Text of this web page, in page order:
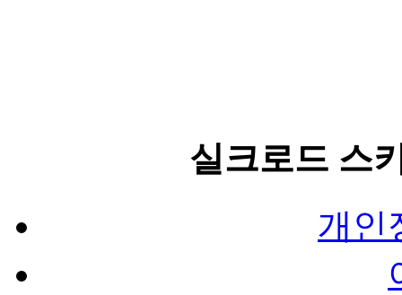
실크로드 스
개인